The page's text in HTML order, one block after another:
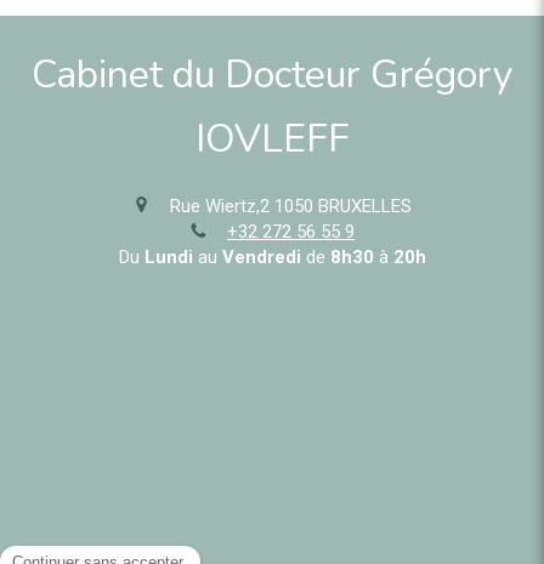
Cabinet du Docteur Grégory
IOVLEFF
Rue Wiertz,2 1050 BRUXELLES
+32 272 56 55 9
Du Lundi au Vendredi de 8h30 à 20h